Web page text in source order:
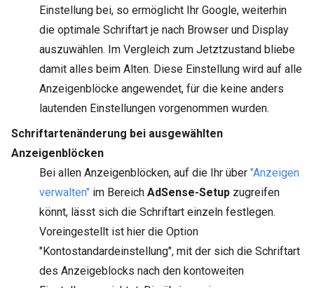
Einstellung bei, so ermöglicht Ihr Google, weiterhin
die optimale Schriftart je nach Browser und Display
auszuwählen. Im Vergleich zum Jetztzustand bliebe
damit alles beim Alten. Diese Einstellung wird auf alle
Anzeigenblöcke angewendet, für die keine anders
lautenden Einstellungen vorgenommen wurden.
Schriftartenänderung bei ausgewählten
Anzeigenblöcken
Bei allen Anzeigenblöcken, auf die Ihr über "Anzeigen
verwalten" im Bereich AdSense-Setup zugreifen
könnt, lässt sich die Schriftart einzeln festlegen.
Voreingestellt ist hier die Option
"Kontostandardeinstellung", mit der sich die Schriftart
des Anzeigeblocks nach den kontoweiten